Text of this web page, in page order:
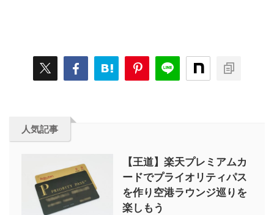
人気記事
【王道】楽天プレミアムカ
ードでプライオリティパス
を作り空港ラウンジ巡りを
楽しもう